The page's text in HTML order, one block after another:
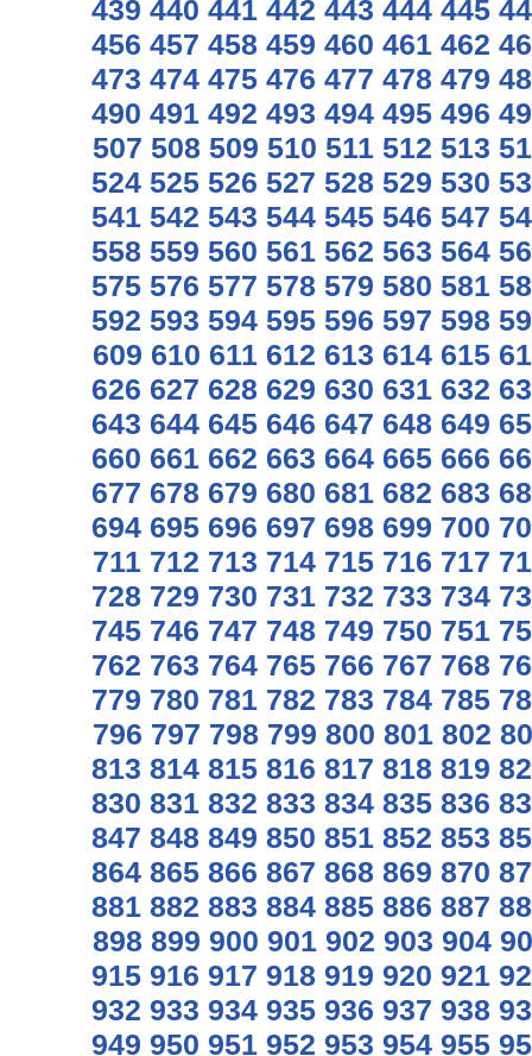
439 440 441 442 443 444 445
456 457 458 459 460 461 462
473 474 475 476 477 478 479
490 491 492 493 494 495 496
507 508 509 510 511 512 513
524 525 526 527 528 529 530
541 542 543 544 545 546 547
558 559 560 561 562 563 564
575 576 577 578 579 580 581
592 593 594 595 596 597 598
609 610 611 612 613 614 615
626 627 628 629 630 631 632
643 644 645 646 647 648 649
660 661 662 663 664 665 666
677 678 679 680 681 682 683
694 695 696 697 698 699 700
711 712 713 714 715 716 717
728 729 730 731 732 733 734
745 746 747 748 749 750 751
762 763 764 765 766 767 768
779 780 781 782 783 784 785
796 797 798 799 800 801 802
813 814 815 816 817 818 819
830 831 832 833 834 835 836
847 848 849 850 851 852 853
864 865 866 867 868 869 870
881 882 883 884 885 886 887
898 899 900 901 902 903 904
915 916 917 918 919 920 921
932 933 934 935 936 937 938
949 950 951 952 953 954 955